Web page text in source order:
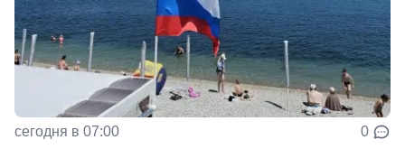
сегодня в 07:00 0